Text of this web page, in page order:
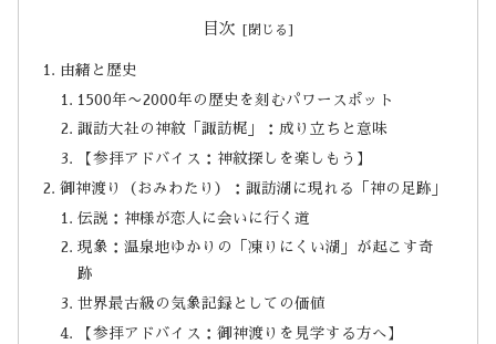
目次
由緒と歴史
1500年〜2000年の歴史を刻むパワースポット
諏訪大社の神紋「諏訪梶」：成り立ちと意味
【参拝アドバイス：神紋探しを楽しもう】
御神渡り（おみわたり）：諏訪湖に現れる「神の足跡」
伝説：神様が恋人に会いに行く道
現象：温泉地ゆかりの「凍りにくい湖」が起こす奇
跡
世界最古級の気象記録としての価値
【参拝アドバイス：御神渡りを見学する方へ】